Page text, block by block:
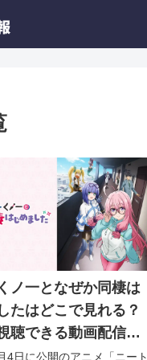
ノ一となぜか同棲は
たはどこで見れる？
聴できる動画配信サ
紹介！
4日に公開のアニメ「ニート